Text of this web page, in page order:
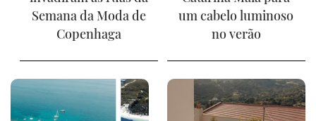
Semana da Moda de
Copenhaga
um cabelo luminoso
no verão